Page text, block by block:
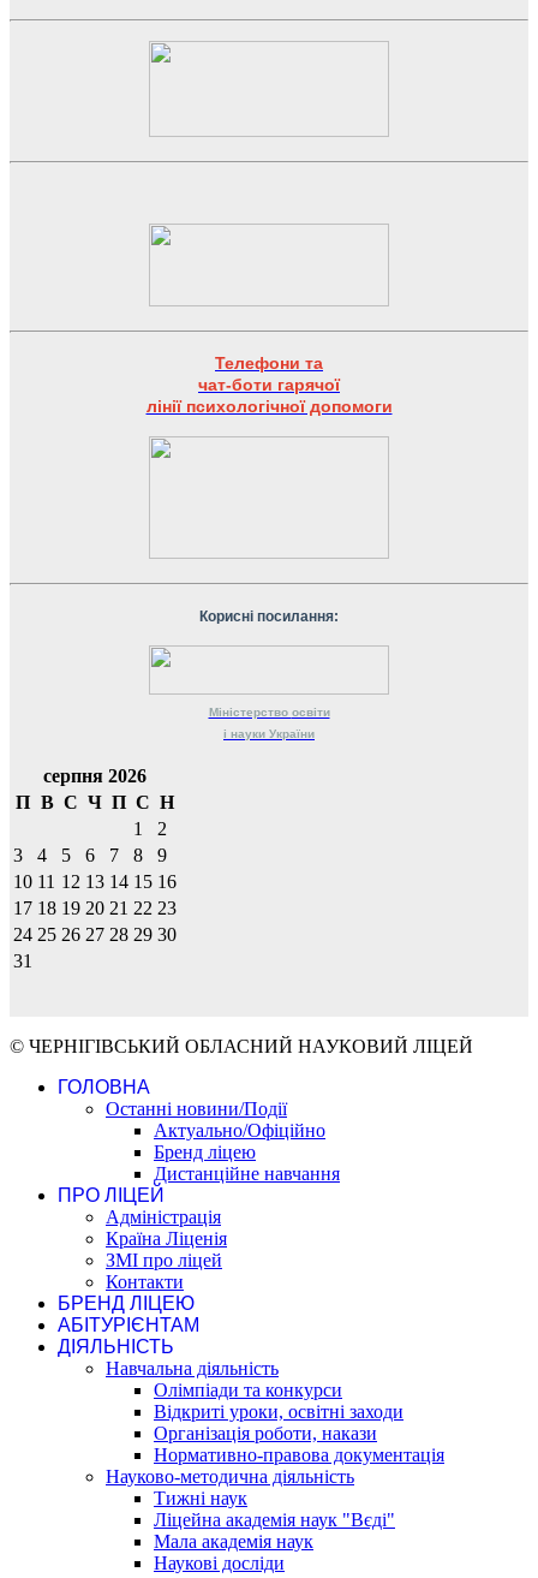
Телефони та
чат-боти гарячої
лінії психологічної допомоги
Корисні посилання:
Міністерство освіти
і науки України
серпня 2026
П В С Ч П С Н
1
2
3
4 5 6 7 8
9
10 11 12 13 14 15 16
17 18 19 20 21 22 23
24 25 26 27 28 29 30
31
© ЧЕРНІГІВСЬКИЙ ОБЛАСНИЙ НАУКОВИЙ ЛІЦЕЙ
ГОЛОВНА
Останні новини/Події
Актуально/Офіційно
Бренд ліцею
Дистанційне навчання
ПРО ЛІЦЕЙ
Адміністрація
Країна Ліценія
ЗМІ про ліцей
Контакти
БРЕНД ЛІЦЕЮ
АБІТУРІЄНТАМ
ДІЯЛЬНІСТЬ
Навчальна діяльність
Олімпіади та конкурси
Відкриті уроки, освітні заходи
Організація роботи, накази
Нормативно-правова документація
Науково-методична діяльність
Тижні наук
Ліцейна академія наук "Вєді"
Мала академія наук
Наукові досліди